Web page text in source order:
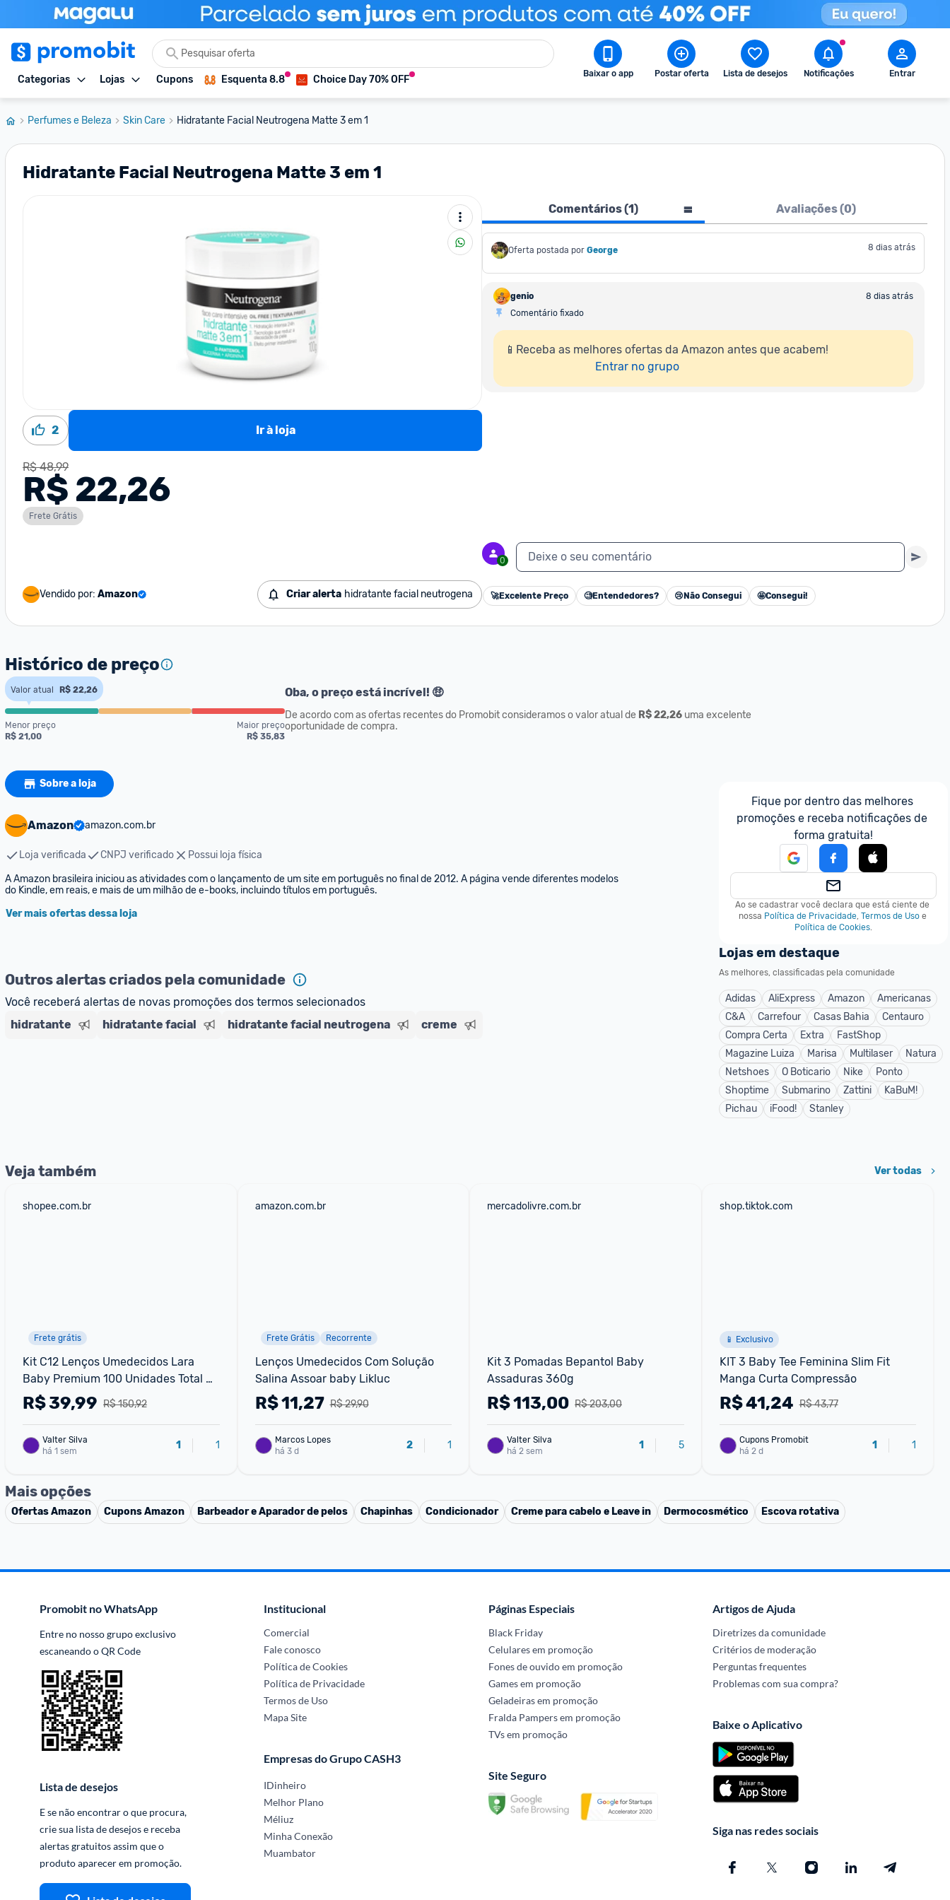
Categorias Lojas Cupons Esquenta 8.8 Choice Day 70% OFF Baixar o app Postar oferta Lista de desejos Notificações Entrar
Perfumes e Beleza Skin Care Hidratante Facial Neutrogena Matte 3 em 1
Hidratante Facial Neutrogena Matte 3 em 1
2 Ir à loja
R$ 48,99
R$ 22,26
Frete Grátis
Vendido por: Amazon Criar alerta hidratante facial neutrogena
Comentários (1) Avaliações (0)
Oferta postada por George 8 dias atrás
genio
8 dias atrás
Comentário fixado
📱Receba as melhores ofertas da Amazon antes que acabem!
Entrar no grupo
0 Deixe o seu comentário
🚀Excelente Preço 🧐Entendedores? 😢 Não Consegui 🤩Consegui!
Histórico de preço
Valor atual R$ 22,26
Menor preço
R$ 21,00
Maior preço
R$ 35,83
Oba, o preço está incrível! 🤑
De acordo com as ofertas recentes do Promobit consideramos o valor atual de R$ 22,26 uma excelente
oportunidade de compra.
Sobre a loja
Amazon amazon.com.br
Loja verificada CNPJ verificado
Possui loja física
A Amazon brasileira iniciou as atividades com o lançamento de um site em português no final de 2012. A página vende diferentes modelos
do Kindle, em reais, e mais de um milhão de e-books, incluindo títulos em português.
Ver mais ofertas dessa loja
Outros alertas criados pela comunidade
Você receberá alertas de novas promoções dos termos selecionados
hidratante
hidratante facial hidratante facial neutrogena creme
Fique por dentro das melhores
promoções e receba notificações de
forma gratuita!
Ao se cadastrar você declara que está ciente de
nossa Política de Privacidade, Termos de Uso e
Política de Cookies.
Lojas em destaque
As melhores, classificadas pela comunidade
Adidas AliExpress Amazon
Americanas
C&A
Carrefour Casas Bahia
Centauro
Compra Certa
Extra
FastShop
Magazine Luiza
Marisa Multilaser
Natura
Netshoes
O Boticario Nike
Ponto
Shoptime
Submarino Zattini
KaBuM!
Pichau
iFood! Stanley
Veja também Ver todas
shopee.com.br
Frete grátis
Kit C12 Lenços Umedecidos Lara
Baby Premium 100 Unidades Total
1200
R$ 150,92
R$39,99
Valter Silva
há 1 sem
1 1
amazon.com.br
Frete Grátis Recorrente
Lenços Umedecidos Com Solução
Salina Assoar baby Likluc
R$ 29,90
R$11,27
Marcos Lopes
há 3 d
2 1
mercadolivre.com.br
Kit 3 Pomadas Bepantol Baby
Assaduras 360g
R$ 203,00
R$113,00
Valter Silva
há 2 sem
1 5
shop.tiktok.com
📱 Exclusivo
KIT 3 Baby Tee Feminina Slim Fit
Manga Curta Compressão
R$ 43,77
R$41,24
Cupons Promobit
há 2 d
1 1
Mais opções
OfertasAmazon CuponsAmazon Barbeador e Aparador de pelos Chapinhas Condicionador Creme para cabelo e Leave in Dermocosmético Escova rotativa
Promobit no WhatsApp
Entre no nosso grupo exclusivo
escaneando o QR Code
Lista de desejos
E se não encontrar o que procura,
crie sua lista de desejos e receba
alertas gratuitos assim que o
produto aparecer em promoção.
Institucional
Comercial
Fale conosco
Política de Cookies
Política de Privacidade
Termos de Uso
Mapa Site
Empresas do Grupo CASH3
IDinheiro
Melhor Plano
Méliuz
Minha Conexão
Muambator
Páginas Especiais
Black Friday
Celulares em promoção
Fones de ouvido em promoção
Games em promoção
Geladeiras em promoção
Fralda Pampers em promoção
TVs em promoção
Site Seguro
Artigos de Ajuda
Diretrizes da comunidade
Critérios de moderação
Perguntas frequentes
Problemas com sua compra?
Baixe o Aplicativo
Siga nas redes sociais